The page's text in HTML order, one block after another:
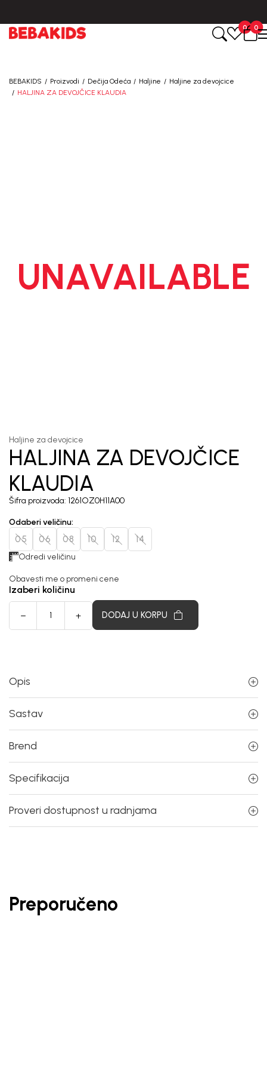
0
0
BEBAKIDS Proizvodi Dečija Odeća Haljine
Haljine za devojcice
HALJINA ZA DEVOJČICE KLAUDIA
UNAVAILABLE
Haljine za devojcice
HALJINA ZA DEVOJČICE
KLAUDIA
Šifra proizvoda: 1261OZ0H11A00
Odaberi veličinu:
05 06 08 10 12 14
Odredi veličinu
Obavesti me o promeni cene
Izaberi količinu
DODAJ U KORPU
Opis
Sastav
Brend
Specifikacija
Proveri dostupnost u radnjama
Preporučeno